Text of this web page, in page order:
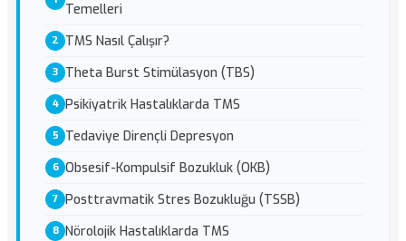
Temelleri
TMS Nasıl Çalışır?
Theta Burst Stimülasyon (TBS)
Psikiyatrik Hastalıklarda TMS
Tedaviye Dirençli Depresyon
Obsesif-Kompulsif Bozukluk (OKB)
Posttravmatik Stres Bozukluğu (TSSB)
Nörolojik Hastalıklarda TMS